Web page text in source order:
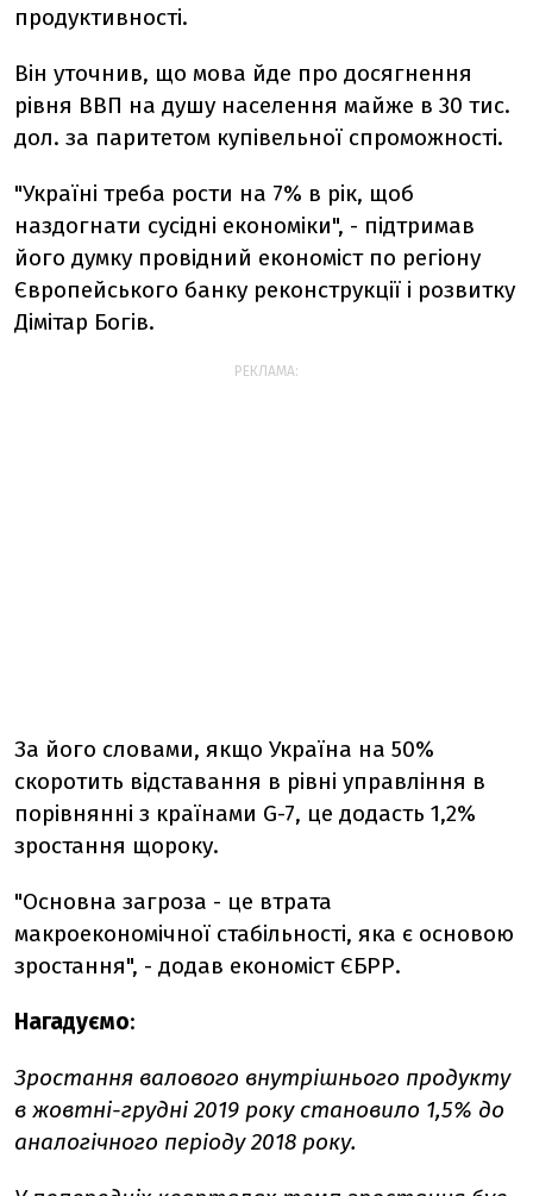
продуктивності.
Він уточнив, що мова йде про досягнення
рівня ВВП на душу населення майже в 30 тис.
дол. за паритетом купівельної спроможності.
"Україні треба рости на 7% в рік, щоб
наздогнати сусідні економіки", - підтримав
його думку провідний економіст по регіону
Європейського банку реконструкції і розвитку
Дімітар Богів.
РЕКЛАМА:
За його словами, якщо Україна на 50%
скоротить відставання в рівні управління в
порівнянні з країнами G-7, це додасть 1,2%
зростання щороку.
"Основна загроза - це втрата
макроекономічної стабільності, яка є основою
зростання", - додав економіст ЄБРР.
Нагадуємо:
Зростання валового внутрішнього продукту
в жовтні-грудні 2019 року становило 1,5% до
аналогічного періоду 2018 року.